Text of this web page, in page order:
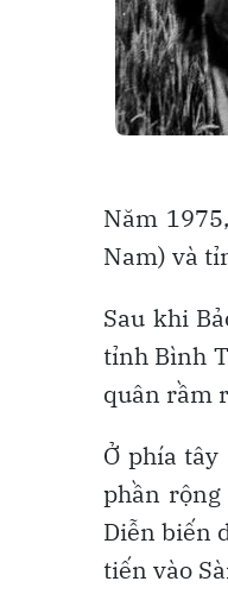
Năm
Nam) và
Sau khi
tỉnh Bình
quân rầm
Ở phía
phần rộng
Diễn biến
tiến vào